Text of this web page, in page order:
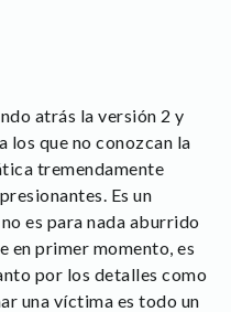
atrás la versión 2 y
los que no conozcan la
tremendamente
Es un
es para nada aburrido
en primer momento, es
por los detalles como
una víctima es todo un